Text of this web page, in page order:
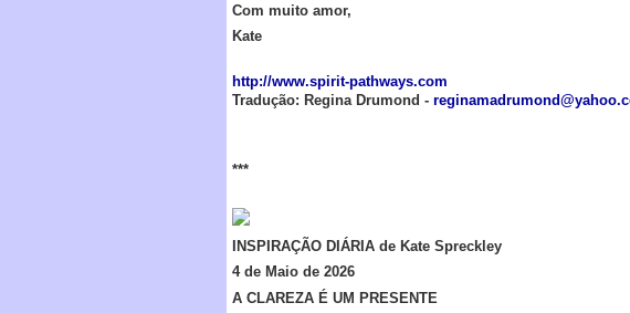
Com muito amor,
Kate
http://www.spirit-pathways.com
Tradução: Regina Drumond -
***
INSPIRAÇÃO DIÁRIA de Kate Spreckley
4 de Maio de 2026
A CLAREZA É UM PRESENTE